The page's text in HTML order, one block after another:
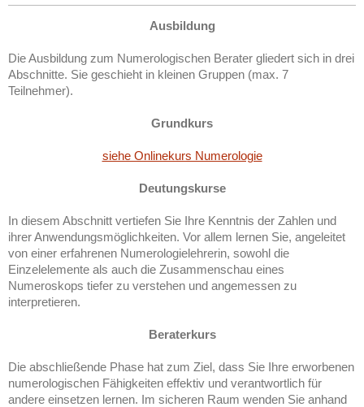
Ausbildung
Die Ausbildung zum Numerologischen Berater gliedert sich in drei
Abschnitte. Sie geschieht in kleinen Gruppen (max. 7
Teilnehmer).
Grundkurs
siehe Onlinekurs Numerologie
Deutungskurse
In diesem Abschnitt vertiefen Sie Ihre Kenntnis der Zahlen und
ihrer Anwendungsmöglichkeiten. Vor allem lernen Sie, angeleitet
von einer erfahrenen Numerologielehrerin, sowohl die
Einzelelemente als auch die Zusammenschau eines
Numeroskops tiefer zu verstehen und angemessen zu
interpretieren.
Beraterkurs
Die abschließende Phase hat zum Ziel, dass Sie Ihre erworbenen
numerologischen Fähigkeiten effektiv und verantwortlich für
andere einsetzen lernen. Im sicheren Raum wenden Sie anhand